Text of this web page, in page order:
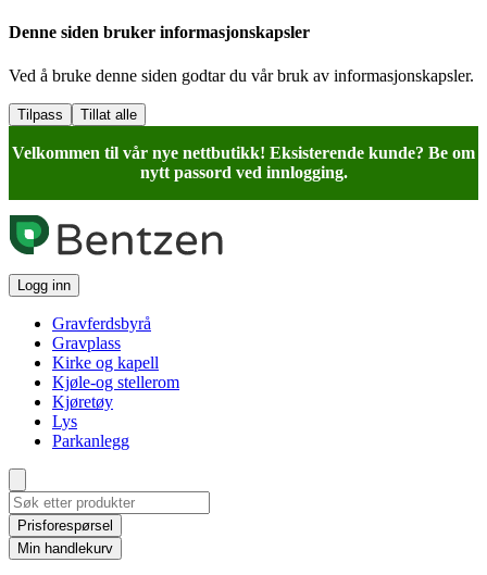
Denne siden bruker informasjonskapsler
Ved å bruke denne siden godtar du vår bruk av informasjonskapsler.
Tilpass Tillat alle
Velkommen til vår nye nettbutikk! Eksisterende kunde? Be om
nytt passord ved innlogging.
Logg inn
Gravferdsbyrå
Gravplass
Kirke og kapell
Kjøle-og stellerom
Kjøretøy
Lys
Parkanlegg
Prisforespørsel
Min handlekurv